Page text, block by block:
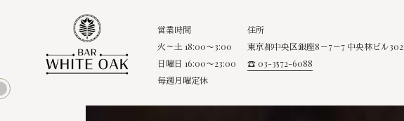
営業時間
火～土 18:00〜3:00
日曜日 16:00〜23:00
毎週月曜定休
住所
東京都中央区銀座8－7－7 中央林ビル302
☎ 03-3572-6088